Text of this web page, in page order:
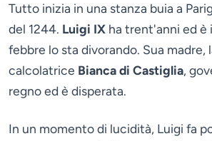
Tutto inizia in una stanza buia a
del 1244. Luigi IX ha trent'anni ed è
febbre lo sta divorando. Sua madre,
calcolatrice Bianca di Castiglia,
regno ed è disperata.
In un momento di lucidità, Luigi fa